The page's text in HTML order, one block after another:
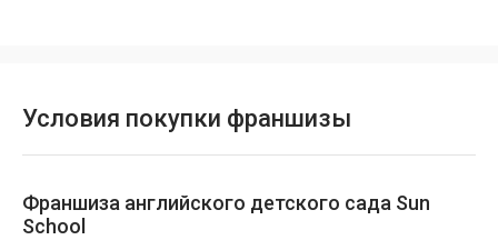
Условия покупки франшизы
Франшиза английского детского сада Sun
School